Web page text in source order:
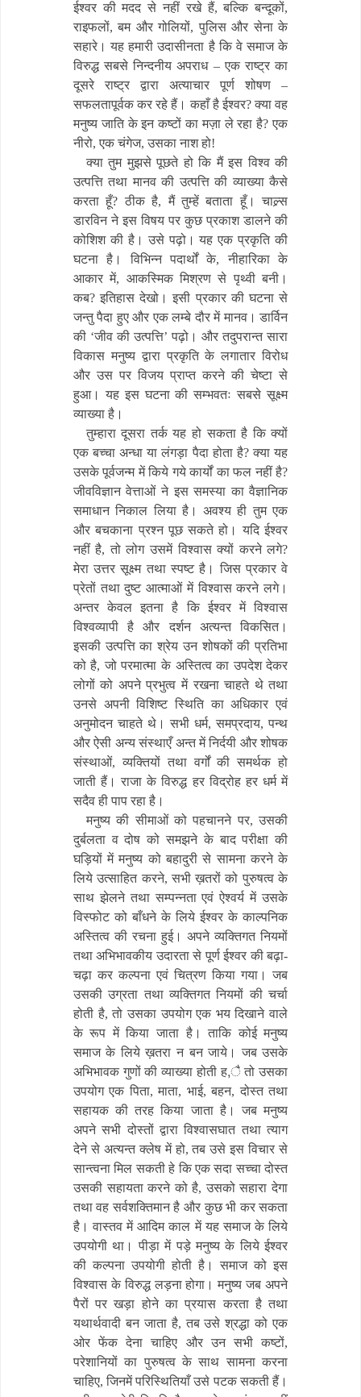
ईश्वर की मदद से नहीं रखे हैं, बल्कि बन्दूकों,
राइफलों, बम और गोलियों, पुलिस और सेना के
सहारे। यह हमारी उदासीनता है कि वे समाज के
विरुद्ध सबसे निन्दनीय अपराध – एक राष्ट्र का
दूसरे राष्ट्र द्वारा अत्याचार पूर्ण शोषण –
सफलतापूर्वक कर रहे हैं। कहाँ है ईश्वर? क्या वह
मनुष्य जाति के इन कष्टों का मज़ा ले रहा है? एक
नीरो, एक चंगेज, उसका नाश हो!
क्या तुम मुझसे पूछते हो कि मैं इस विश्व की
उत्पत्ति तथा मानव की उत्पत्ति की व्याख्या कैसे
करता हूँ? ठीक है, मैं तुम्हें बताता हूँ। चाल्र्स
डारविन ने इस विषय पर कुछ प्रकाश डालने की
कोशिश की है। उसे पढ़ो। यह एक प्रकृति की
घटना है। विभिन्न पदार्थों के, नीहारिका के
आकार में, आकस्मिक मिश्रण से पृथ्वी बनी।
कब? इतिहास देखो। इसी प्रकार की घटना से
जन्तु पैदा हुए और एक लम्बे दौर में मानव। डार्विन
की ‘जीव की उत्पत्ति’ पढ़ो। और तदुपरान्त सारा
विकास मनुष्य द्वारा प्रकृति के लगातार विरोध
और उस पर विजय प्राप्त करने की चेष्टा से
हुआ। यह इस घटना की सम्भवतः सबसे सूक्ष्म
व्याख्या है।
तुम्हारा दूसरा तर्क यह हो सकता है कि क्यों
एक बच्चा अन्धा या लंगड़ा पैदा होता है? क्या यह
उसके पूर्वजन्म में किये गये कार्यों का फल नहीं है?
जीवविज्ञान वेत्ताओं ने इस समस्या का वैज्ञानिक
समाधान निकाल लिया है। अवश्य ही तुम एक
और बचकाना प्रश्न पूछ सकते हो। यदि ईश्वर
नहीं है, तो लोग उसमें विश्वास क्यों करने लगे?
मेरा उत्तर सूक्ष्म तथा स्पष्ट है। जिस प्रकार वे
प्रेतों तथा दुष्ट आत्माओं में विश्वास करने लगे।
अन्तर केवल इतना है कि ईश्वर में विश्वास
विश्वव्यापी है और दर्शन अत्यन्त विकसित।
इसकी उत्पत्ति का श्रेय उन शोषकों की प्रतिभा
को है, जो परमात्मा के अस्तित्व का उपदेश देकर
लोगों को अपने प्रभुत्व में रखना चाहते थे तथा
उनसे अपनी विशिष्ट स्थिति का अधिकार एवं
अनुमोदन चाहते थे। सभी धर्म, समप्रदाय, पन्थ
और ऐसी अन्य संस्थाएँ अन्त में निर्दयी और शोषक
संस्थाओं, व्यक्तियों तथा वर्गों की समर्थक हो
जाती हैं। राजा के विरुद्ध हर विद्रोह हर धर्म में
सदैव ही पाप रहा है।
मनुष्य की सीमाओं को पहचानने पर, उसकी
दुर्बलता व दोष को समझने के बाद परीक्षा की
घड़ियों में मनुष्य को बहादुरी से सामना करने के
लिये उत्साहित करने, सभी ख़तरों को पुरुषत्व के
साथ झेलने तथा सम्पन्नता एवं ऐश्वर्य में उसके
विस्फोट को बाँधने के लिये ईश्वर के काल्पनिक
अस्तित्व की रचना हुई। अपने व्यक्तिगत नियमों
तथा अभिभावकीय उदारता से पूर्ण ईश्वर की बढ़ा-
चढ़ा कर कल्पना एवं चित्रण किया गया। जब
उसकी उग्रता तथा व्यक्तिगत नियमों की चर्चा
होती है, तो उसका उपयोग एक भय दिखाने वाले
के रूप में किया जाता है। ताकि कोई मनुष्य
समाज के लिये ख़तरा न बन जाये। जब उसके
अभिभावक गुणों की व्याख्या होती ह,ै तो उसका
उपयोग एक पिता, माता, भाई, बहन, दोस्त तथा
सहायक की तरह किया जाता है। जब मनुष्य
अपने सभी दोस्तों द्वारा विश्वासघात तथा त्याग
देने से अत्यन्त क्लेष में हो, तब उसे इस विचार से
सान्त्वना मिल सकती हे कि एक सदा सच्चा दोस्त
उसकी सहायता करने को है, उसको सहारा देगा
तथा वह सर्वशक्तिमान है और कुछ भी कर सकता
है। वास्तव में आदिम काल में यह समाज के लिये
उपयोगी था। पीड़ा में पड़े मनुष्य के लिये ईश्वर
की कल्पना उपयोगी होती है। समाज को इस
विश्वास के विरुद्ध लड़ना होगा। मनुष्य जब अपने
पैरों पर खड़ा होने का प्रयास करता है तथा
यथार्थवादी बन जाता है, तब उसे श्रद्धा को एक
ओर फेंक देना चाहिए और उन सभी कष्टों,
परेशानियों का पुरुषत्व के साथ सामना करना
चाहिए, जिनमें परिस्थितियाँ उसे पटक सकती हैं।